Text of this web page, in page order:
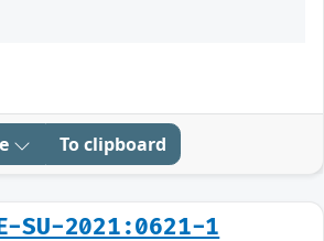
To clipboard
SU-2021:0621-1